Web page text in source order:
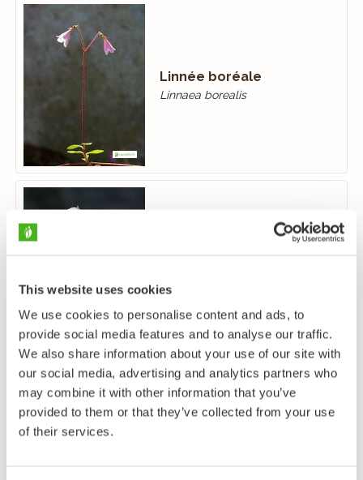
This website uses cookies
We use cookies to personalise content and ads, to
provide social media features and to analyse our traffic.
We also share information about your use of our site with
our social media, advertising and analytics partners who
may combine it with other information that you’ve
provided to them or that they’ve collected from your use
of their services.
Linnée boréale
Linnaea borealis